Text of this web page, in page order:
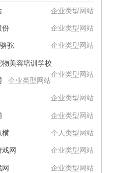
企业类型网站
份
企业类型网站
驼
企业类型网站
美容培训学校
企业类型网站
企业类型网站
企业类型网站
企业类型网站
横
个人类型网站
网
企业类型网站
企业类型网站